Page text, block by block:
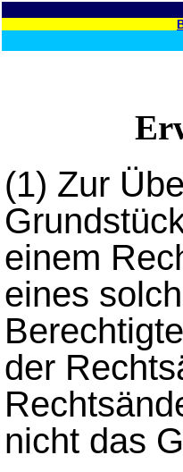
(1) Zur
einem
eines
der
nicht das